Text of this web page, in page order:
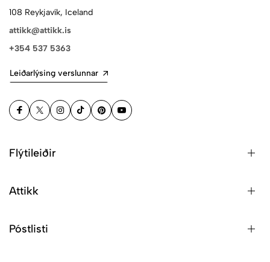
108 Reykjavík, Iceland
attikk@attikk.is
+354 537 5363
Leiðarlýsing verslunnar
Flýtileiðir
Attikk
Póstlisti